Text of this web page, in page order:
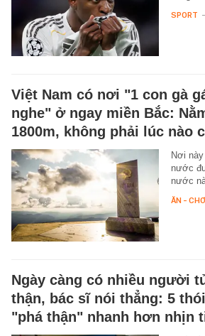
SPORT -
Việt Nam có nơi "1 con gà
nghe" ở ngay miền Bắc:
1800m, không phải lúc nào
Nơi
nước
nước
ĂN -
Ngày càng có nhiều người
thận, bác sĩ nói thẳng: 5
"phá thận" nhanh hơn nhịn